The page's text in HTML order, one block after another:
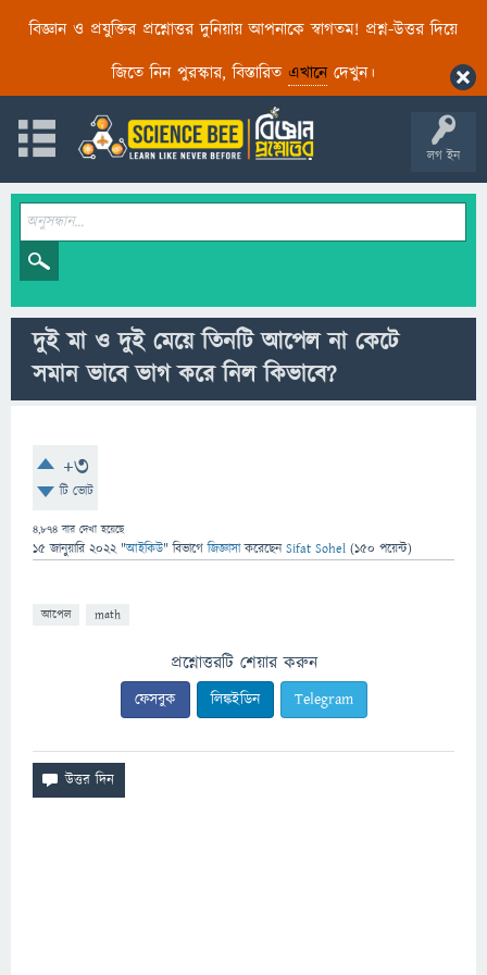
বিজ্ঞান ও প্রযুক্তির প্রশ্নোত্তর দুনিয়ায় আপনাকে স্বাগতম! প্রশ্ন-উত্তর দিয়ে
জিতে নিন পুরস্কার, বিস্তারিত এখানেদেখুন।
লগ ইন
দুই মা ও দুই মেয়ে তিনটি আপেল না কেটে
সমান ভাবে ভাগ করে নিল কিভাবে?
+3
টি ভোট
4,874 বার দেখা হয়েছে
15 জানুয়ারি 2022 "আইকিউ" বিভাগে জিজ্ঞাসাকরেছেনSifat Sohel (150 পয়েন্ট)
আপেল math
প্রশ্নোত্তরটি শেয়ার করুন
ফেসবুক লিঙ্কইডিন Telegram